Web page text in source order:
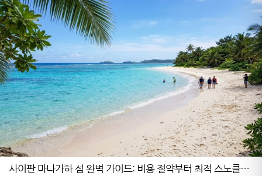
사이판 마나가하 섬 완벽 가이드: 비용 절약부터 최적 스노클링